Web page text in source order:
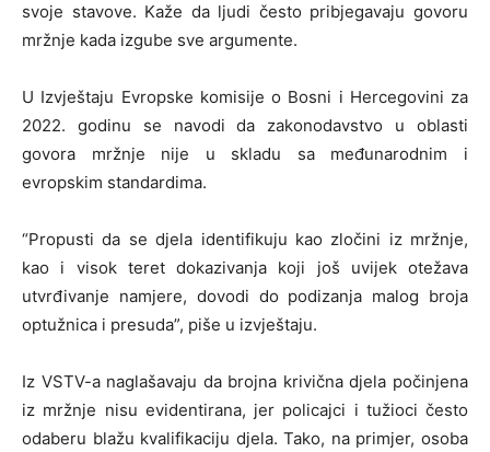
svoje stavove. Kaže da ljudi često pribjegavaju govoru
mržnje kada izgube sve argumente.
U Izvještaju Evropske komisije o Bosni i Hercegovini za
2022. godinu se navodi da zakonodavstvo u oblasti
govora mržnje nije u skladu sa međunarodnim i
evropskim standardima.
“Propusti da se djela identifikuju kao zločini iz mržnje,
kao i visok teret dokazivanja koji još uvijek otežava
utvrđivanje namjere, dovodi do podizanja malog broja
optužnica i presuda”, piše u izvještaju.
Iz VSTV-a naglašavaju da brojna krivična djela počinjena
iz mržnje nisu evidentirana, jer policajci i tužioci često
odaberu blažu kvalifikaciju djela. Tako, na primjer, osoba